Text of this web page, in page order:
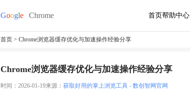
首页帮助中心
首页 > Chrome浏览器缓存优化与加速操作经验分享
Chrome浏览器缓存优化与加速操作经验分享
时间：2026-01-19来源： 获取好用的掌上浏览工具 - 数创智网官网